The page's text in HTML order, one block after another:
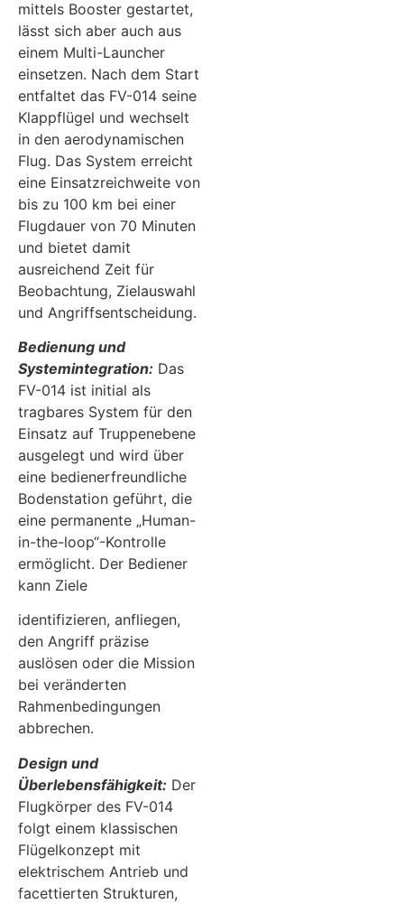
mittels Booster gestartet,
lässt sich aber auch aus
einem Multi-Launcher
einsetzen. Nach dem Start
entfaltet das FV-014 seine
Klappflügel und wechselt
in den aerodynamischen
Flug. Das System erreicht
eine Einsatzreichweite von
bis zu 100 km bei einer
Flugdauer von 70 Minuten
und bietet damit
ausreichend Zeit für
Beobachtung, Zielauswahl
und Angriffsentscheidung.
Bedienung und
Systemintegration: Das
FV-014 ist initial als
tragbares System für den
Einsatz auf Truppenebene
ausgelegt und wird über
eine bedienerfreundliche
Bodenstation geführt, die
eine permanente „Human-
in-the-loop“-Kontrolle
ermöglicht. Der Bediener
kann Ziele
identifizieren, anfliegen,
den Angriff präzise
auslösen oder die Mission
bei veränderten
Rahmenbedingungen
abbrechen.
Design und
Überlebensfähigkeit: Der
Flugkörper des FV-014
folgt einem klassischen
Flügelkonzept mit
elektrischem Antrieb und
facettierten Strukturen,